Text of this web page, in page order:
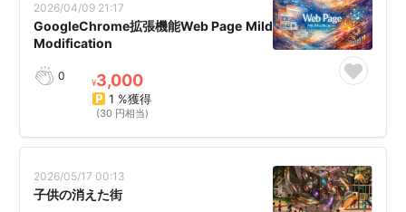
2026/04/09 21:17
GoogleChrome拡張機能Web Page Mild
Modification
0 ¥3,000
1 %獲得
(30 円相当)
2026/05/17 00:13
子供の消えた街